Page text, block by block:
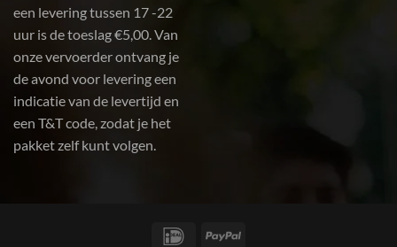
een levering tussen 17 -22
uur is de toeslag €5,00. Van
onze vervoerder ontvang je
de avond voor levering een
indicatie van de levertijd en
een T&T code, zodat je het
pakket zelf kunt volgen.
IDeal